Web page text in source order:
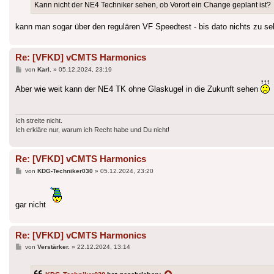
Kann nicht der NE4 Techniker sehen, ob Vorort ein Change geplant ist?
kann man sogar über den regulären VF Speedtest - bis dato nichts zu
Re: [VFKD] vCMTS Harmonics
Beitrag
von Karl. » 05.12.2024, 23:19
Aber wie weit kann der NE4 TK ohne Glaskugel in die Zukunft sehen
Ich streite nicht.
Ich erkläre nur, warum ich Recht habe und Du nicht!
Re: [VFKD] vCMTS Harmonics
Beitrag
von KDG-Techniker030» 05.12.2024, 23:20
gar nicht
Re: [VFKD] vCMTS Harmonics
Beitrag
von Verstärker. » 22.12.2024, 13:14